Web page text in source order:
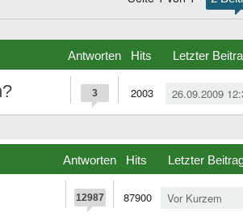
Hits
Antworten Letzter
26.09.2009
2003
3
Hits
Antworten Letzter
Vor Kurzem
87900
12987